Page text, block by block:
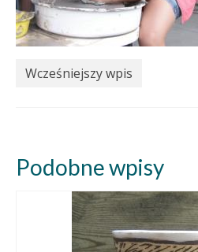
Wcześniejszy wpis
Podobne wpisy